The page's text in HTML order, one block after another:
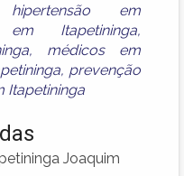
em
em Itapetininga,
, médicos em
, prevenção
Itapetininga
Joaquim